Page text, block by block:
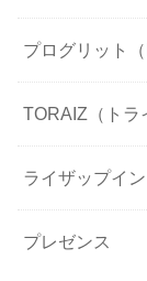
プログリット（
TORAIZ（トラ
ライザップイ
プレゼンス